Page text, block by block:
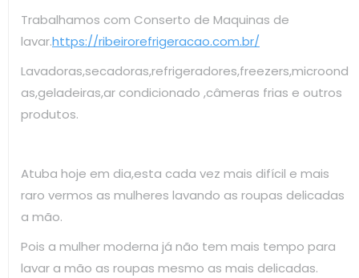
Trabalhamos com Conserto de Maquinas de
lavar.https://ribeirorefrigeracao.com.br/
Lavadoras,secadoras,refrigeradores,freezers,microond
as,geladeiras,ar condicionado ,câmeras frias e outros
produtos.
Atuba hoje em dia,esta cada vez mais difícil e mais
raro vermos as mulheres lavando as roupas delicadas
a mão.
Pois a mulher moderna já não tem mais tempo para
lavar a mão as roupas mesmo as mais delicadas.